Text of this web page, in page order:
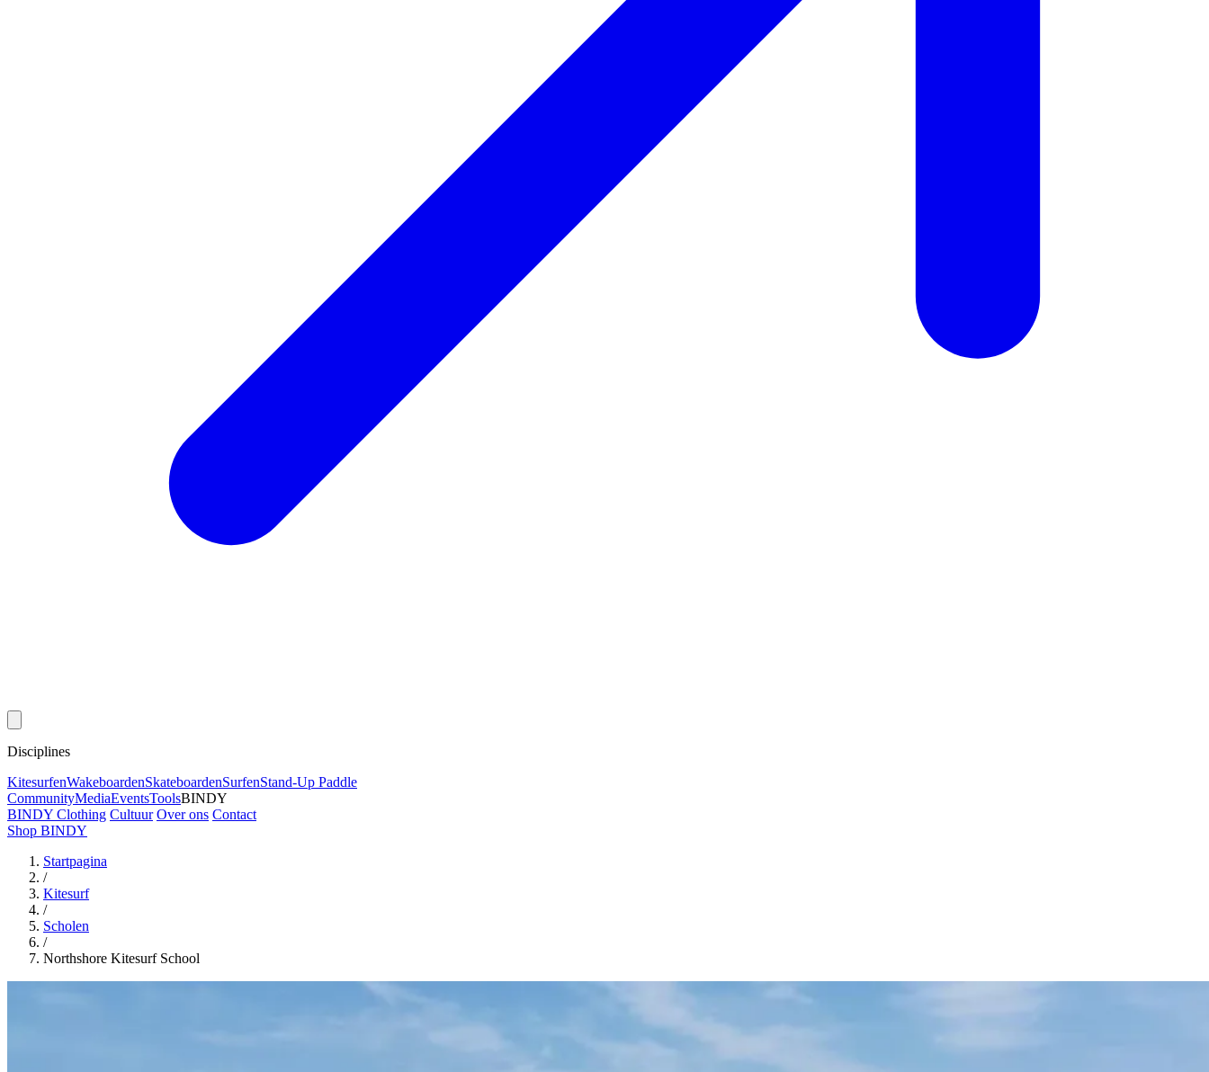
Disciplines
KitesurfenWakeboardenSkateboardenSurfenStand-Up Paddle
CommunityMediaEventsToolsBINDY
BINDY Clothing Cultuur Over ons Contact
Shop BINDY
Startpagina
/
Kitesurf
/
Scholen
/
Northshore Kitesurf School